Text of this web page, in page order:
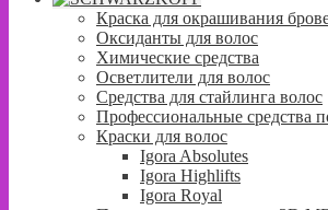
Краска для окрашивания
Оксиданты для волос
Химические средства
Осветлители для волос
Средства для стайлинга волос
Профессиональные средства
Краски для волос
Igora Absolutes
Igora Highlifts
Igora Royal